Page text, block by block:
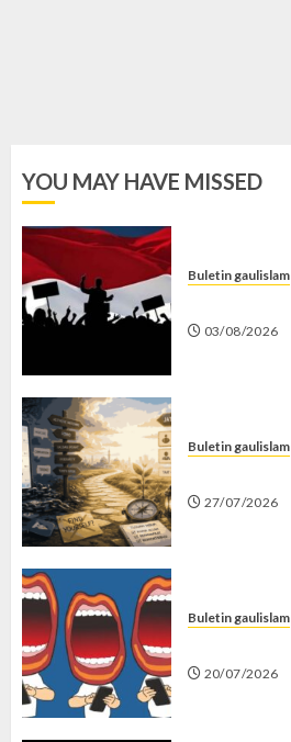
YOU MAY HAVE MISSED
Buletin gaulislam
03/08/2026
Buletin gaulislam
27/07/2026
Buletin gaulislam
20/07/2026